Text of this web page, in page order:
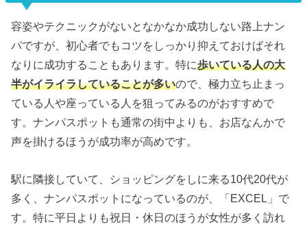
容姿やテクニックがないとなかなか成功しない路上ナン
パですが、初心者でもコツをしっかり抑えておけばそれ
なりに成功することもあります。特に歩いている人の大
半がイライラしていることが多いので、極力立ち止まっ
ている人や座っている人を狙ってみるのがおすすめで
す。ナンパスポットも通常の街中よりも、お店なんかで
声を掛けるほうが成功率が高めです。
駅に隣接していて、ショッピングをしに来る10代20代が
多く、ナンパスポットになっているのが、「EXCEL」で
す。特に平日よりも祝日・休日のほうが女性が多く訪れ